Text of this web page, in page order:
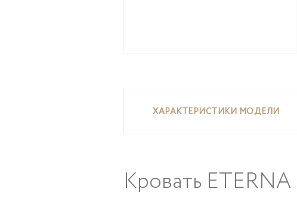
ХАРАКТЕРИСТИКИ МОДЕЛИ
Кровать ETERNA